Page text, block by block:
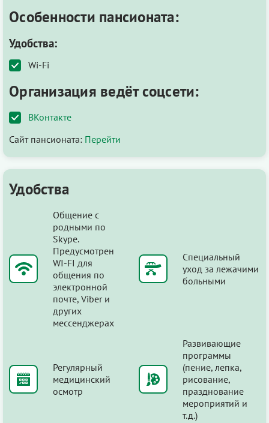
Особенности пансионата:
Удобства:
Wi-Fi
Организация ведёт соцсети:
ВКонтакте
Сайт пансионата: Перейти
Удобства
Общение с
родными по
Skype.
Предусмотрен
WI-FI для
общения по
электронной
почте, Viber и
других
мессенджерах
Специальный
уход за лежачими
больными
Регулярный
медицинский
осмотр
Развивающие
программы
(пение, лепка,
рисование,
празднование
мероприятий и
т.д.)